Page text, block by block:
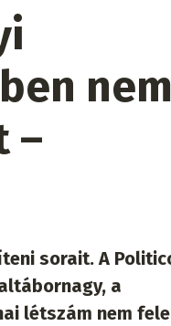
nem
–
sorait. A
a
létszám nem